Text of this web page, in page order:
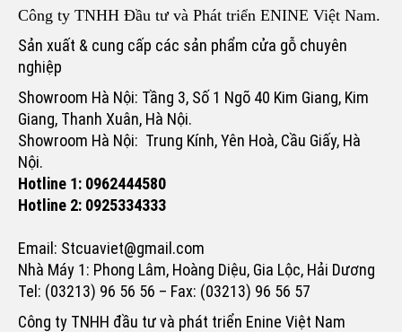
Công ty TNHH Đầu tư và Phát triển ENINE Việt Nam.
Sản xuất & cung cấp các sản phẩm cửa gỗ chuyên
nghiệp
Showroom Hà Nội: Tầng 3, Số 1 Ngõ 40 Kim Giang, Kim
Giang, Thanh Xuân, Hà Nội.
Showroom Hà Nội: Trung Kính, Yên Hoà, Cầu Giấy, Hà
Nội.
Hotline 1: 0962444580
Hotline 2: 0925334333
Email: Stcuaviet@gmail.com
Nhà Máy 1: Phong Lâm, Hoàng Diệu, Gia Lộc, Hải Dương
Tel: (03213) 96 56 56 – Fax: (03213) 96 56 57
Công ty TNHH đầu tư và phát triển Enine Việt Nam